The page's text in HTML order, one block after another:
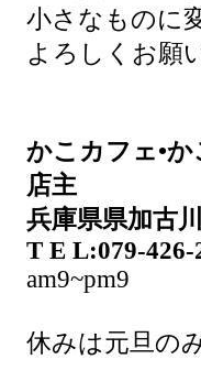
小さなものに
よろしくお願
かこカフェ•
店主
兵庫県県加古
T E L:079-426-
am9~pm9
休みは元旦の